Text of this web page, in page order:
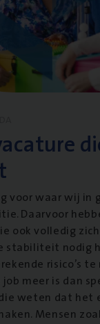
voor waar wij in
Daarvoor
ook volledig
stabiliteit nodig
risico’s
meer is dan
weten dat het
Mensen